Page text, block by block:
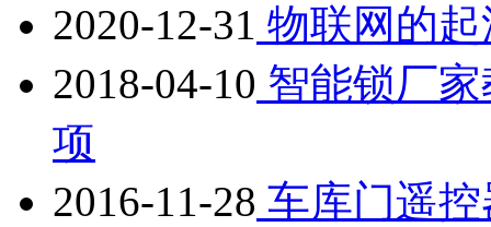
2020-12-31 物联网的
2018-04-10 智能锁厂
项
2016-11-28 车库门遥